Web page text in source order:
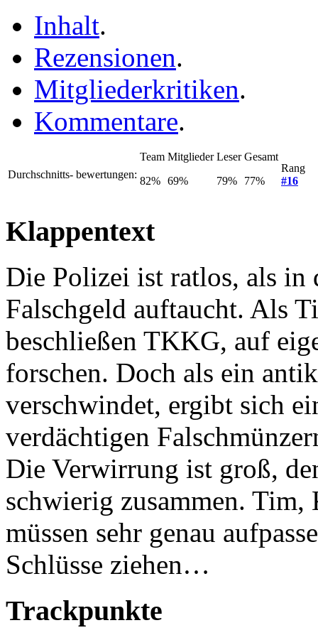
Inhalt.
Rezensionen.
Mitgliederkritiken.
Kommentare.
Durchschnitts- bewertungen:
Team
82%
Mitglieder
69%
Leser
79%
Gesamt
77%
Rang
#16
Klappentext
Die Polizei ist ratlos, als
Falschgeld auftaucht. Als
beschließen TKKG, auf
forschen. Doch als ein
verschwindet, ergibt sich
verdächtigen
Die Verwirrung ist groß,
schwierig zusammen.
müssen sehr genau
Schlüsse ziehen…
Trackpunkte